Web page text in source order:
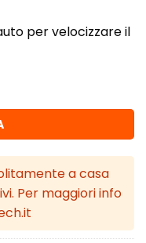
per velocizzare il
Brushed Titanium
a casa
Per maggiori info